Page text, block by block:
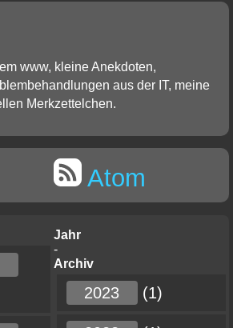
www, kleine Anekdoten,
aus der IT, meine
Merkzettelchen.
Atom
Jahr
-
Archiv
2023 (1)